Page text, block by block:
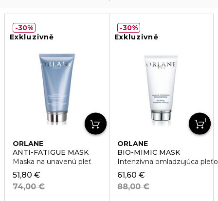
Exkluzivně
ORLANE
ANTI-FATIGUE MASK
Maska na unavenú pleť
51,80 €
74,00 €
30%
Exkluzivně
ORLANE
BIO-MIMIC MASK
Intenzívna omladzujúca
61,60 €
88,00 €
30%